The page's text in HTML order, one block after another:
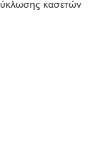
κασετών